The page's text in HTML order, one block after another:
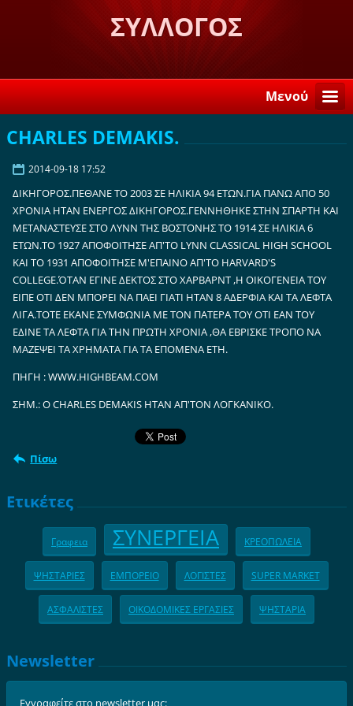
ΣΥΛΛΟΓΟΣ
ΛΟΓΚΑΝΙΚΙΩΤΩΝ ΣΤΗ
ΣΠΑΡΤΗ "Η ΒΕΛΕΜΙΝΗ"
Μενού
CHARLES DEMAKIS.
2014-09-18 17:52
ΔΙΚΗΓΟΡΟΣ.ΠΕΘΑΝΕ ΤΟ 2003 ΣΕ ΗΛΙΚΙΑ 94 ΕΤΩΝ.ΓΙΑ ΠΑΝΩ ΑΠΟ 50
ΧΡΟΝΙΑ ΗΤΑΝ ΕΝΕΡΓΟΣ ΔΙΚΗΓΟΡΟΣ.ΓΕΝΝΗΘΗΚΕ ΣΤΗΝ ΣΠΑΡΤΗ ΚΑΙ
ΜΕΤΑΝΑΣΤΕΥΣΕ ΣΤΟ ΛΥΝΝ ΤΗΣ ΒΟΣΤΟΝΗΣ ΤΟ 1914 ΣΕ ΗΛΙΚΙΑ 6
ΕΤΩΝ.ΤΟ 1927 ΑΠΟΦΟΙΤΗΣΕ AΠ'ΤΟ LYNN CLASSICAL HIGH SCHOOL
ΚΑΙ ΤΟ 1931 ΑΠΟΦΟΙΤΗΣΕ Μ'ΕΠΑΙΝΟ ΑΠ'ΤΟ HARVARD'S
COLLEGE.ΌΤΑΝ ΕΓΙΝΕ ΔΕΚΤΟΣ ΣΤΟ ΧΑΡΒΑΡΝΤ ,Η ΟΙΚΟΓΕΝΕΙΑ ΤΟΥ
ΕΙΠΕ ΟΤΙ ΔΕΝ ΜΠΟΡΕΙ ΝΑ ΠΑΕΙ ΓΙΑΤΙ ΗΤΑΝ 8 ΑΔΕΡΦΙΑ ΚΑΙ ΤΑ ΛΕΦΤΑ
ΛΙΓΑ.ΤΟΤΕ ΕΚΑΝΕ ΣΥΜΦΩΝΙΑ ΜΕ ΤΟΝ ΠΑΤΕΡΑ ΤΟΥ ΟΤΙ ΕΑΝ ΤΟΥ
ΕΔΙΝΕ ΤΑ ΛΕΦΤΑ ΓΙΑ ΤΗΝ ΠΡΩΤΗ ΧΡΟΝΙΑ ,ΘΑ ΕΒΡΙΣΚΕ ΤΡΟΠΟ ΝΑ
ΜΑΖΕΨΕΙ ΤΑ ΧΡΗΜΑΤΑ ΓΙΑ ΤΑ ΕΠΟΜΕΝΑ ΕΤΗ.
ΠΗΓΗ : WWW.HIGHBEAM.COM
ΣΗΜ.: Ο CHARLES DEMAKIS ΗΤΑΝ ΑΠ'ΤΟΝ ΛΟΓΚΑΝΙΚΟ.
Πίσω
Ετικέτες
Γραφεια ΣΥΝΕΡΓΕΙΑ ΚΡΕΟΠΩΛΕΙΑ
ΨΗΣΤΑΡΙΕΣ ΕΜΠΟΡΕΙΟ ΛΟΓΙΣΤΕΣ SUPER MARKET
ΑΣΦΑΛΙΣΤΕΣ ΟΙΚΟΔΟΜΙΚΕΣ ΕΡΓΑΣΙΕΣ ΨΗΣΤΑΡΙΑ
Newsletter
Εγγραφείτε στο newsletter μας: